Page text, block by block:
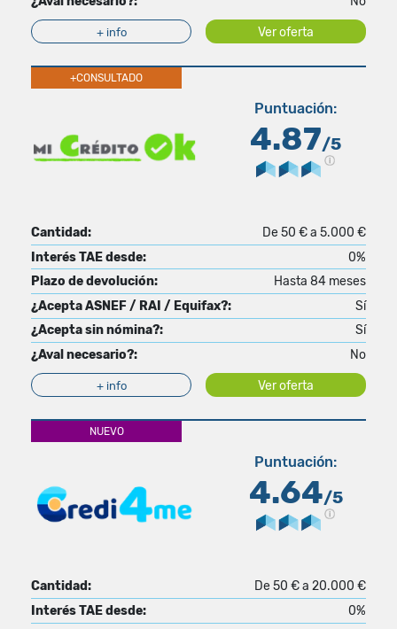
+ info Ver oferta
+CONSULTADO
Puntuación:
4.87/5
Cantidad:
De 50 € a 5.000 €
Interés TAE desde:
0%
Plazo de devolución:
Hasta 84 meses
¿Acepta ASNEF / RAI / Equifax?:
Sí
¿Acepta sin nómina?:
Sí
¿Aval necesario?:
No
+ info Ver oferta
NUEVO
Puntuación:
4.64/5
Cantidad:
De 50 € a 20.000 €
Interés TAE desde:
0%